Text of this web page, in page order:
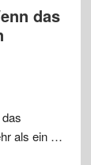
das
als ein …